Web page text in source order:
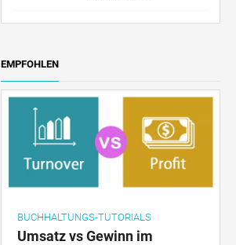
EMPFOHLEN
BUCHHALTUNGS-TUTORIALS
Umsatz vs Gewinn im